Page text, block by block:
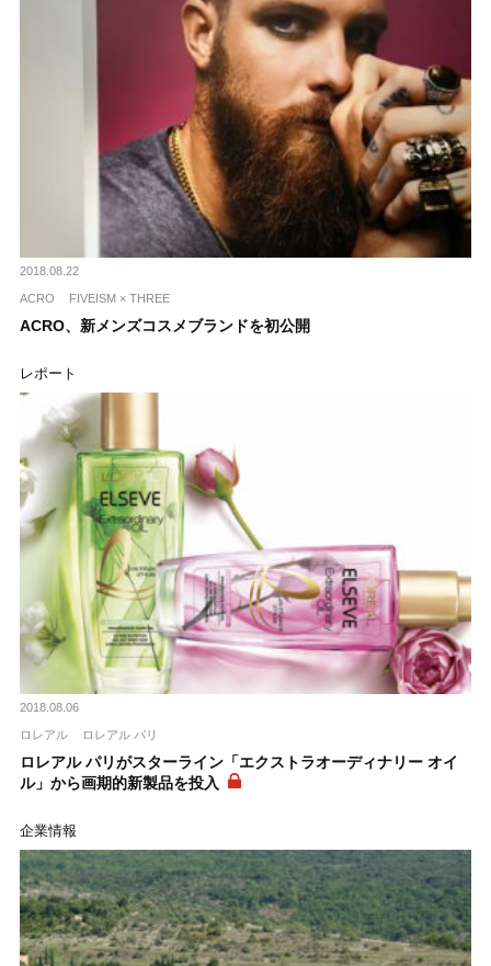
2018.08.22
ACRO FIVEISM × THREE
ACRO、新メンズコスメブランドを初公開
レポート
2018.08.06
ロレアル ロレアル パリ
ロレアル パリがスターライン「エクストラオーディナリー オイ
ル」から画期的新製品を投入
企業情報